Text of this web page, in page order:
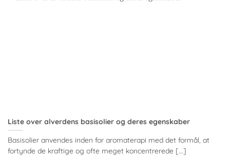
Liste over alverdens basisolier og deres egenskaber
Basisolier anvendes inden for aromaterapi med det formål, at
fortynde de kraftige og ofte meget koncentrerede [...]